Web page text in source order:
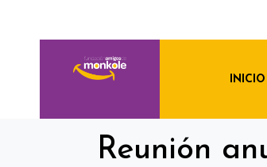
INICIO
Reunión